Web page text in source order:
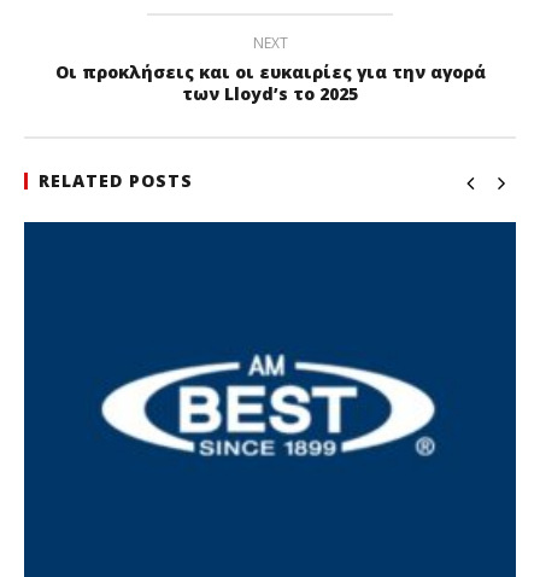
NEXT
Οι προκλήσεις και οι ευκαιρίες για την αγορά
των Lloyd’s το 2025
RELATED POSTS